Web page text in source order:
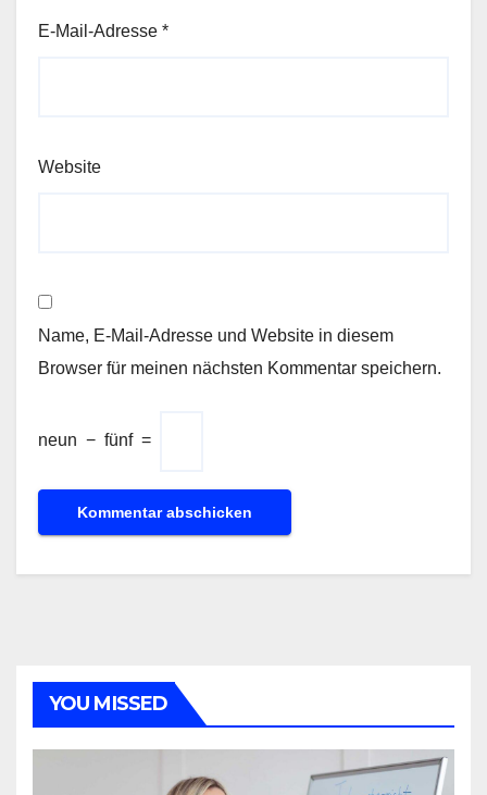
E-Mail-Adresse *
Website
Name, E-Mail-Adresse und Website in diesem
Browser für meinen nächsten Kommentar speichern.
neun − fünf =
YOU MISSED